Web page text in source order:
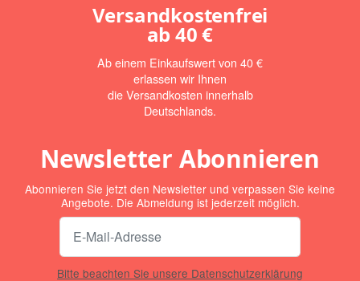
Versandkostenfrei
ab40 €
Ab einem Einkaufswert von 40 €
erlassen wir Ihnen
die Versandkosten innerhalb
Deutschlands.
Newsletter Abonnieren
Abonnieren Sie jetzt den Newsletter und verpassen Sie keine
Angebote. Die Abmeldung ist jederzeit möglich.
Bitte beachten Sie unsere Datenschutzerklärung